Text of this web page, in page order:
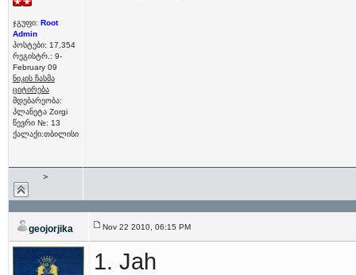
ჯგუფი: Root
Admin
პოსტები: 17,354
რეგისტრ.: 9-
February 09
ნიკის ჩასმა
ციტირება
მდებარეობა:
პლანეტა Zorgi
წევრი №: 13
ქალაქი:თბილისი
>
geojorjika Nov 22 2010, 06:15 PM
1. Jah